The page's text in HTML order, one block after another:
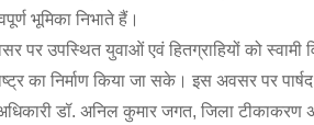
भूमिका निभाते हैं।
पर उपस्थित युवाओं एवं हितग्राहियों को
का निर्माण किया जा सके। इस अवसर पर
डॉ. अनिल कुमार जगत, जिला टीकाकरण